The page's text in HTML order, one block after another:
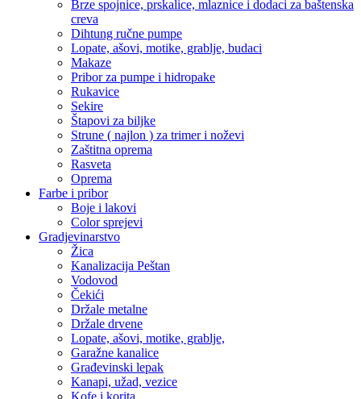
Brze spojnice, prskalice, mlaznice i dodaci za baštenska
creva
Dihtung ručne pumpe
Lopate, ašovi, motike, grablje, budaci
Makaze
Pribor za pumpe i hidropake
Rukavice
Sekire
Štapovi za biljke
Strune ( najlon ) za trimer i noževi
Zaštitna oprema
Rasveta
Oprema
Farbe i pribor
Boje i lakovi
Color sprejevi
Gradjevinarstvo
Žica
Kanalizacija Peštan
Vodovod
Čekići
Držale metalne
Držale drvene
Lopate, ašovi, motike, grablje,
Garažne kanalice
Građevinski lepak
Kanapi, užad, vezice
Kofe i korita